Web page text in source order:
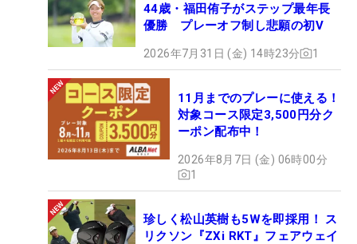
44歳・福田侑子がステップ最年長
優勝 プレーオフ制し悲願の初V
2026年7月31日 (金) 14時23分 1
11月までのプレーに使える！
対象コース限定3,500円分ク
ーポン配布中！
2026年8月7日 (金) 06時00分
1
珍しく松山英樹も5Wを即採用！ ス
リクソン『ZXi RKT』フェアウェイ